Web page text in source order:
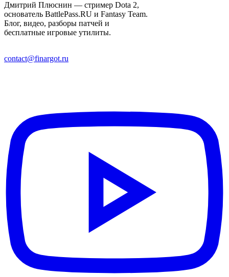
Дмитрий Плюснин — стример Dota 2,
основатель BattlePass.RU и Fantasy Team.
Блог, видео, разборы патчей и
бесплатные игровые утилиты.
contact@finargot.ru